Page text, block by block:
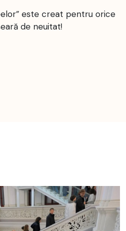
este creat pentru orice
de neuitat!